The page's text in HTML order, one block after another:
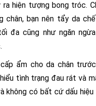
ra hiện tượng bong tróc.
chân, bạn nên tẩy da
đa cũng như ngăn
ẩm cho da chân
tình trạng đau rát và
không có bất cứ dấu